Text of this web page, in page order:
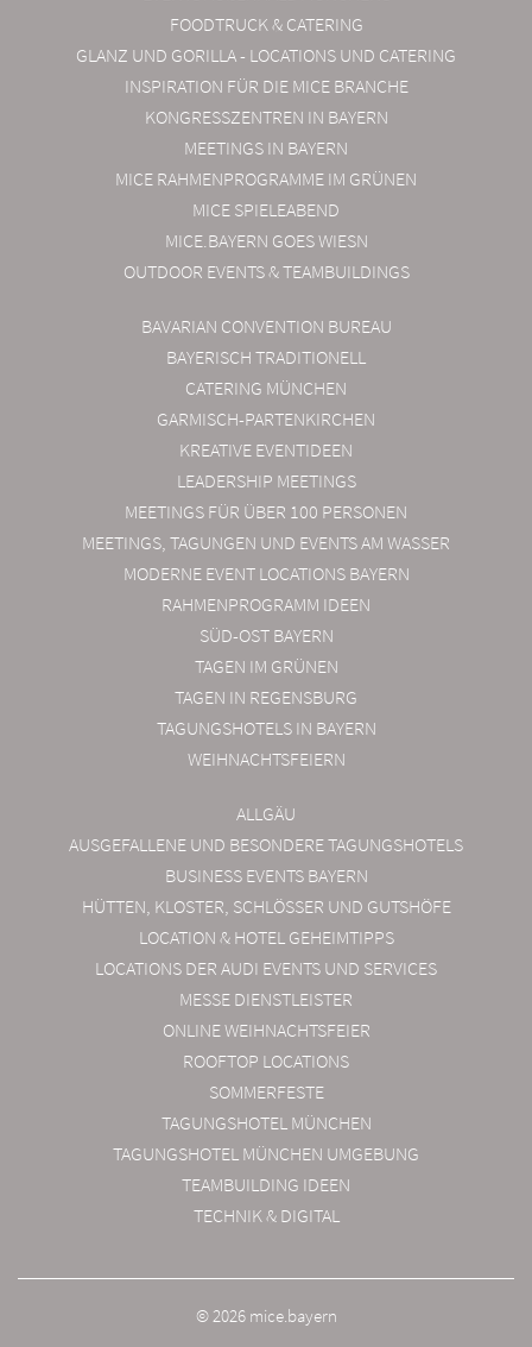
FOODTRUCK & CATERING
GLANZ UND GORILLA - LOCATIONS UND CATERING
INSPIRATION FÜR DIE MICE BRANCHE
KONGRESSZENTREN IN BAYERN
MEETINGS IN BAYERN
MICE RAHMENPROGRAMME IM GRÜNEN
MICE SPIELEABEND
MICE.BAYERN GOES WIESN
OUTDOOR EVENTS & TEAMBUILDINGS
BAVARIAN CONVENTION BUREAU
BAYERISCH TRADITIONELL
CATERING MÜNCHEN
GARMISCH-PARTENKIRCHEN
KREATIVE EVENTIDEEN
LEADERSHIP MEETINGS
MEETINGS FÜR ÜBER 100 PERSONEN
MEETINGS, TAGUNGEN UND EVENTS AM WASSER
MODERNE EVENT LOCATIONS BAYERN
RAHMENPROGRAMM IDEEN
SÜD-OST BAYERN
TAGEN IM GRÜNEN
TAGEN IN REGENSBURG
TAGUNGSHOTELS IN BAYERN
WEIHNACHTSFEIERN
ALLGÄU
AUSGEFALLENE UND BESONDERE TAGUNGSHOTELS
BUSINESS EVENTS BAYERN
HÜTTEN, KLOSTER, SCHLÖSSER UND GUTSHÖFE
LOCATION & HOTEL GEHEIMTIPPS
LOCATIONS DER AUDI EVENTS UND SERVICES
MESSE DIENSTLEISTER
ONLINE WEIHNACHTSFEIER
ROOFTOP LOCATIONS
SOMMERFESTE
TAGUNGSHOTEL MÜNCHEN
TAGUNGSHOTEL MÜNCHEN UMGEBUNG
TEAMBUILDING IDEEN
TECHNIK & DIGITAL
© 2026 mice.bayern